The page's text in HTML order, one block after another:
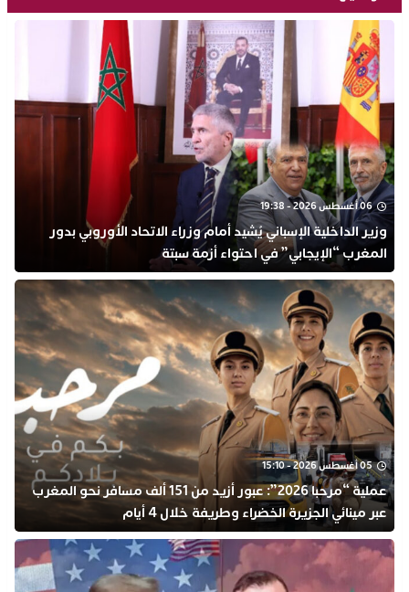
06 أغسطس 2026 - 19:38
وزير الداخلية الإسباني يُشيد أمام وزراء الاتحاد الأوروبي بدور
المغرب “الإيجابي” في احتواء أزمة سبتة
05 أغسطس 2026 - 15:10
عملية “مرحبا 2026”: عبور أزيد من 151 ألف مسافر نحو المغرب
عبر مينائي الجزيرة الخضراء وطريفة خلال 4 أيام